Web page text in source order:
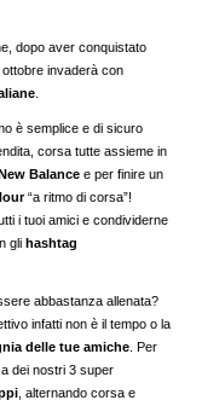
dopo aver conquistato
invaderà con
è semplice e di sicuro
corsa tutte assieme in
Balance e per finire un
“a ritmo di corsa”!
i tuoi amici e condividerne
glihashtag
abbastanza allenata?
infatti non è il tempo o la
delle tue amiche . Per
dei nostri 3 super
, alternando corsa e